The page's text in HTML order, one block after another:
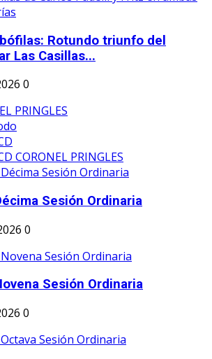
Rotundo triunfo del
Las Casillas...
0
PRINGLES
CORONEL PRINGLES
Sesión Ordinaria
0
Sesión Ordinaria
0